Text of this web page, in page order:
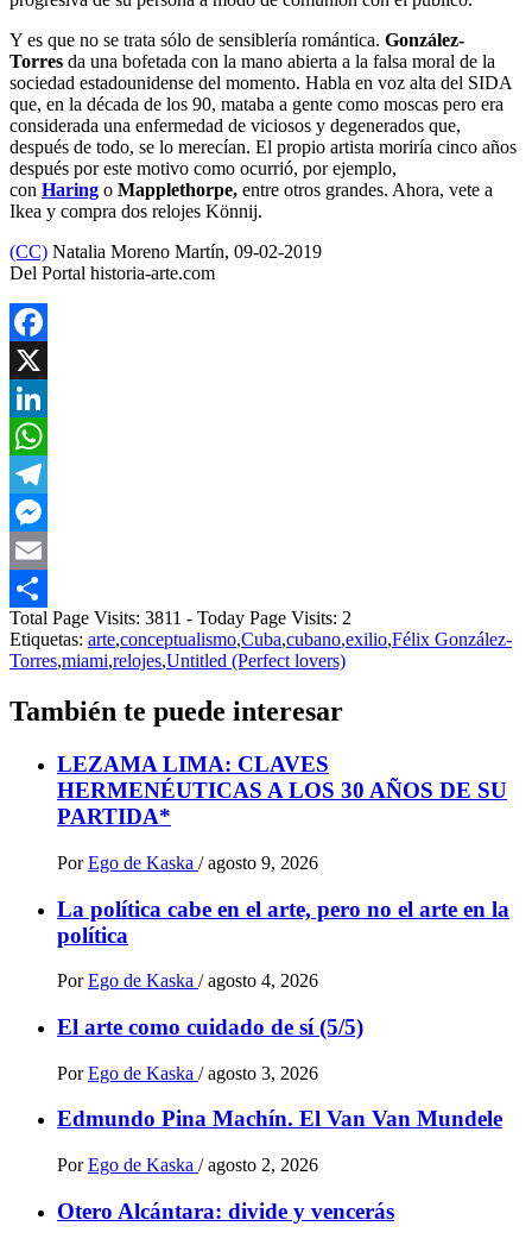
Y es que no se trata sólo de sensiblería romántica. González-
Torres da una bofetada con la mano abierta a la falsa moral de la
sociedad estadounidense del momento. Habla en voz alta del SIDA
que, en la década de los 90, mataba a gente como moscas pero era
considerada una enfermedad de viciosos y degenerados que,
después de todo, se lo merecían. El propio artista moriría cinco años
después por este motivo como ocurrió, por ejemplo,
con Haring o Mapplethorpe, entre otros grandes. Ahora, vete a
Ikea y compra dos relojes Könnij.
(CC) Natalia Moreno Martín, 09-02-2019
Del Portal historia-arte.com
Facebook
X
LinkedIn
WhatsApp
Telegram
Messenger
Email
Compartir
Total Page Visits: 3811 - Today Page Visits: 2
Etiquetas: arte,conceptualismo,Cuba,cubano,exilio,Félix González-
Torres,miami,relojes,Untitled (Perfect lovers)
También te puede interesar
LEZAMA LIMA: CLAVES
HERMENÉUTICAS A LOS 30 AÑOS DE SU
PARTIDA*
Por Ego de Kaska / agosto 9, 2026
La política cabe en el arte, pero no el arte en la
política
Por Ego de Kaska / agosto 4, 2026
El arte como cuidado de sí (5/5)
Por Ego de Kaska / agosto 3, 2026
Edmundo Pina Machín. El Van Van Mundele
Por Ego de Kaska / agosto 2, 2026
Otero Alcántara: divide y vencerás